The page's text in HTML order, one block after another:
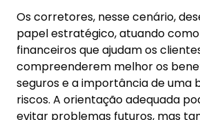
Os corretores, nesse cenário,
papel estratégico, atuando
financeiros que ajudam os
compreenderem melhor os
seguros e a importância de uma
riscos. A orientação adequada
evitar problemas futuros, mas